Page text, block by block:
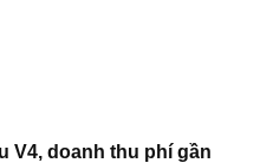
V4, doanh thu phí gần